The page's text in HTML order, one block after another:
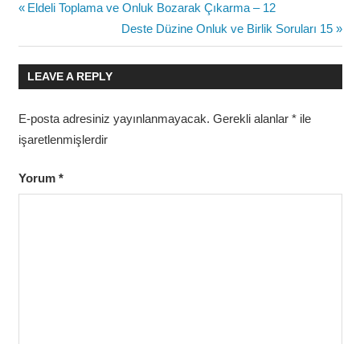
Yazı
gezinmesi
Previous
Eldeli Toplama ve Onluk Bozarak Çıkarma – 12
Next
Post:
Deste Düzine Onluk ve Birlik Soruları 15
LEAVE A REPLY
E-posta adresiniz yayınlanmayacak. Gerekli alanlar *ile
işaretlenmişlerdir
Yorum *